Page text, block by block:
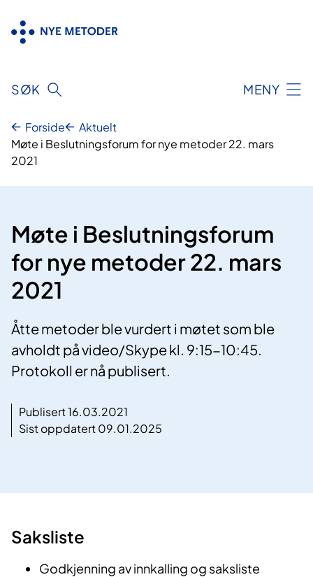
innhold
SØK MENY
Forside
Aktuelt
Møte i Beslutningsforum for nye metoder 22. mars
2021
Møte i Beslutningsforum
for nye metoder 22. mars
2021
Åtte metoder ble vurdert i møtet som ble
avholdt på video/Skype kl. 9:15-10:45.
Protokoll er nå publisert.
Publisert 16.03.2021
Sist oppdatert 09.01.2025
Saksliste
Godkjenning av innkalling og saksliste